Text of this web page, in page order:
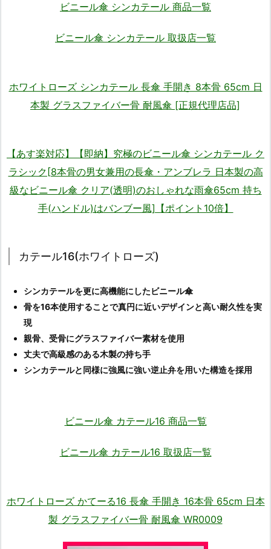
ビニール傘 シンカテール 商品一覧
ビニール傘 シンカテール 取扱店一覧
ホワイトローズ シンカテール 長傘 手開き 8本骨 65cm 日
本製 グラスファイバー骨 耐風傘 [正規代理店品]
【あす楽対応】【即納】究極のビニール傘 シンカテール ク
ラシック[8本骨の男女兼用の長傘・アンブレラ 日本製の高
級なビニール傘 クリア(透明)のおしゃれな雨傘65cm 持ち
手(ハンドル)はバンブー風]【ポイント10倍】
カテール16(ホワイトローズ)
シンカテールを更に高機能にしたビニール傘
骨を16本使用することで真円に近いデザインと高い耐久性を実
現
親骨、受骨にグラスファイバー素材を使用
丈夫で高級感のある木製の持ち手
シンカテールと同様に強風に強い逆止弁を用いた構造を採用
ビニール傘 カテール16 商品一覧
ビニール傘 カテール16 取扱店一覧
ホワイトローズ かてーる16 長傘 手開き 16本骨 65cm 日本
製 グラスファイバー骨 耐風傘 WR0009